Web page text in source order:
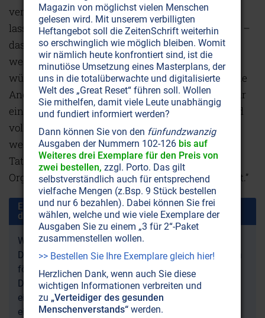
verwirklichen und es gleichzeitig so aussehen
lassen, als würde man sich dem Plan widersetzen –
das ist das Herz unserer Ideologie. Das erklärt,
weshalb wir keine Medienaufmerksamkeit
wünschen, keine Ehrungen, Ruhm oder öffentliche
Anerkennung. (…) Unser Erfolg liegt darin, dass wir
eine Gruppe sind. Gegenseitige Unterstützung und
vollkommene Verschwiegenheit sind die
wesentlichen Zutaten für unseren Erfolg.
Tatsächlich sind die Regeln und Eide unserer
Organisation sehr streng und die Strafen sehr hart.”
Ende des Artikelauszugs „Die okkulte Wahrheit über
die Freimaurerei“
Willenskraft schwächen, totale Überwachung,
Demokratie mit ihrem ewigen Streit unter den Parteien
fördern, verschleiern und ein vielschichtiges Spiel der
Doppelzüngigkeit treiben. „Signore Massini“, der
eingeweihte Maurer über den Hochgraden, entwirft
einen ebenso bestechenden und schauerlichen Plan,
Magazin von möglichst vielen Menschen
gelesen wird. Mit unserem verbilligten
Heftangebot soll die ZeitenSchrift weiterhin
so erschwinglich wie möglich bleiben. Womit
wir nämlich heute konfrontiert sind, ist die
minutiöse Umsetzung eines Masterplans, der
uns in die totalüberwachte und digitalisierte
Welt des „Great Reset“ führen soll. Wollen
Sie mithelfen, damit viele Leute unabhängig
und fundiert informiert werden?
Dann können Sie von den fünfundzwanzig
Ausgaben der Nummern 102-126 bis auf
Weiteres drei Exemplare für den Preis von
zwei bestellen, zzgl. Porto. Das gilt
selbstverständlich auch für entsprechend
vielfache Mengen (z.Bsp. 9 Stück bestellen
und nur 6 bezahlen). Dabei können Sie frei
wählen, welche und wie viele Exemplare der
Ausgaben Sie zu einem „3 für 2“-Paket
zusammenstellen wollen.
>> Bestellen Sie Ihre Exemplare gleich hier!
Herzlichen Dank, wenn auch Sie diese
wichtigen Informationen verbreiten und
zu „Verteidiger des gesunden
Menschenverstands“ werden.